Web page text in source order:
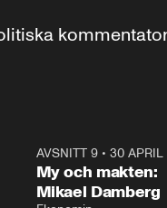
AVSNITT 9• 30 APRIL
My och makten:
Mikael Damberg